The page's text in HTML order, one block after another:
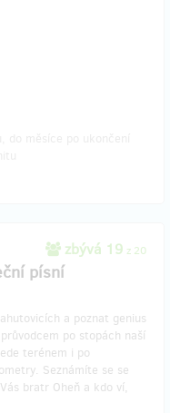
zbývá 19 z 20
písní
a poznat genius
po stopách naší
terénem i po
Seznámíte se se
bratr Oheň a kdo ví,